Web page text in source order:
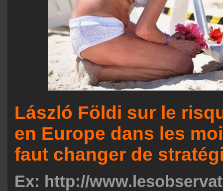
László Földi sur le
en Europe dans les
faut changer de
Ex: http://